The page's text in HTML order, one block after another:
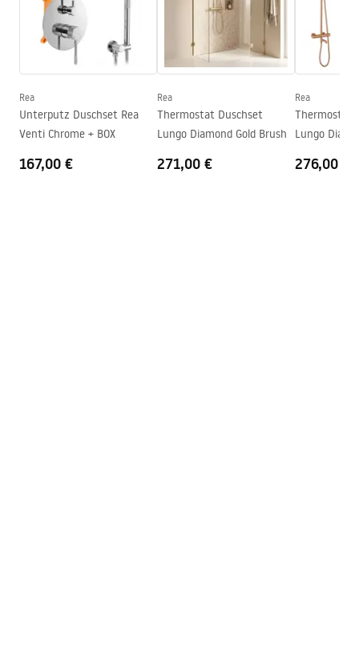
Tiefe
mm
Garantie
24 monate
Sicherheitsinformationen
Safety_Information_Accessories.pdf
Rea
Unterputz Duschset Rea
Venti Chrome + BOX
167,00 €
Rea
Thermostat Duschset
Lungo Diamond Gold Brush
271,00 €
Rea
Thermostat
Lungo
276,00 €